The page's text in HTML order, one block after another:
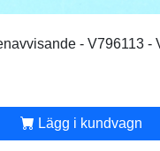
- V796113 -
Lägg i kundvagn